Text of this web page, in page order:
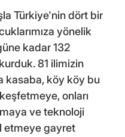
Türkiye'nin dört bir
yönelik
kadar 132
81 ilimizin
kasaba, köy köy bu
onları
ve teknoloji
etmeye gayret